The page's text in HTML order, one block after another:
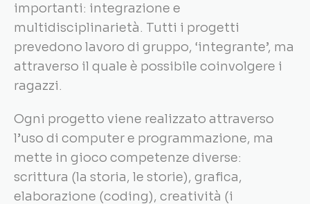
importanti: integrazione e
multidisciplinarietà. Tutti i progetti
prevedono lavoro di gruppo, ‘integrante’, ma
attraverso il quale è possibile coinvolgere i
ragazzi.
Ogni progetto viene realizzato attraverso
l’uso di computer e programmazione, ma
mette in gioco competenze diverse:
scrittura (la storia, le storie), grafica,
elaborazione (coding), creatività (i